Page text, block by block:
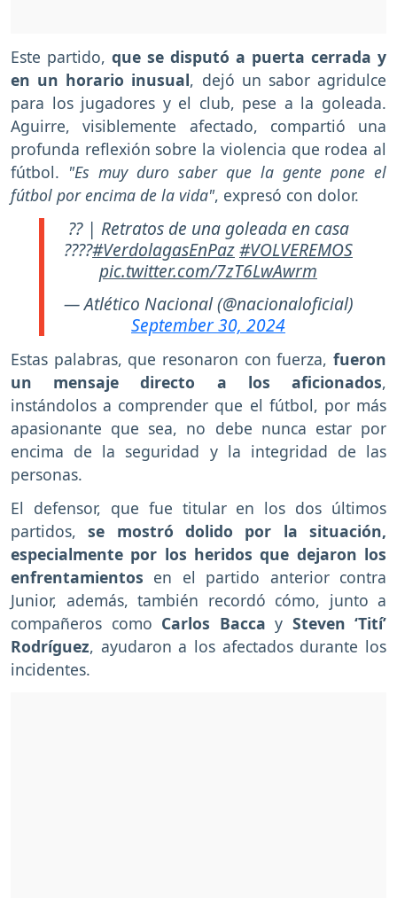
Este partido, que se disputó a puerta cerrada y
en un horario inusual, dejó un sabor agridulce
para los jugadores y el club, pese a la goleada.
Aguirre, visiblemente afectado, compartió una
profunda reflexión sobre la violencia que rodea al
fútbol. "Es muy duro saber que la gente pone el
fútbol por encima de la vida", expresó con dolor.
?? | Retratos de una goleada en casa
????#VerdolagasEnPaz#VOLVEREMOS
pic.twitter.com/7zT6LwAwrm
— Atlético Nacional (@nacionaloficial)
September 30, 2024
Estas palabras, que resonaron con fuerza, fueron
un mensaje directo a los aficionados,
instándolos a comprender que el fútbol, por más
apasionante que sea, no debe nunca estar por
encima de la seguridad y la integridad de las
personas.
El defensor, que fue titular en los dos últimos
partidos, se mostró dolido por la situación,
especialmente por los heridos que dejaron los
enfrentamientos en el partido anterior contra
Junior, además, también recordó cómo, junto a
compañeros como Carlos Bacca y Steven ‘Tití’
Rodríguez, ayudaron a los afectados durante los
incidentes.